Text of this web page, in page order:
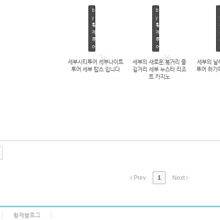
24
APR
b
y
황
제
투
어
세부시티투어 세부나이트
투어 세부 탑스 입니다
09
AUG
b
y
황
제
투
어
0
2
2
세부의 새로운 볼거리 즐
길거리 세부 누스타 리조
트 카지노
세부의 날
투어 하기
Prev 1 Next
황제블로그